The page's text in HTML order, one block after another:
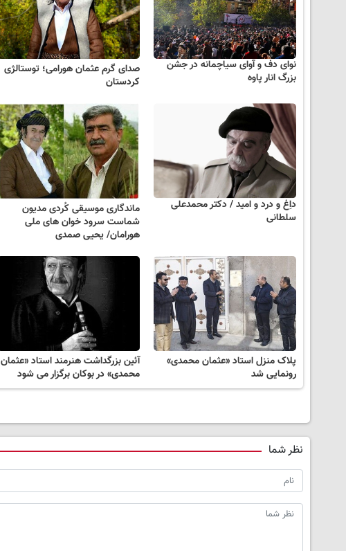
نوای دف و آوای سیاچمانه در جشن
بزرگ انار پاوه
صدای گرم عثمان هورامی؛ توستالژی
کردستان
داِغ و درد و امید / دکتر محمدعلی
سلطانی
ماندگاری موسیقی کُردی مدیون
شماست سرود خوان های ملی
هورامان/ یحیی صمدی
پلاک منزل استاد «عثمان محمدی»
رونمایی شد
آئین بزرگداشت هنرمند استاد «عثمان
محمدی‌» در بوکان برگزار می شود
نظر شما